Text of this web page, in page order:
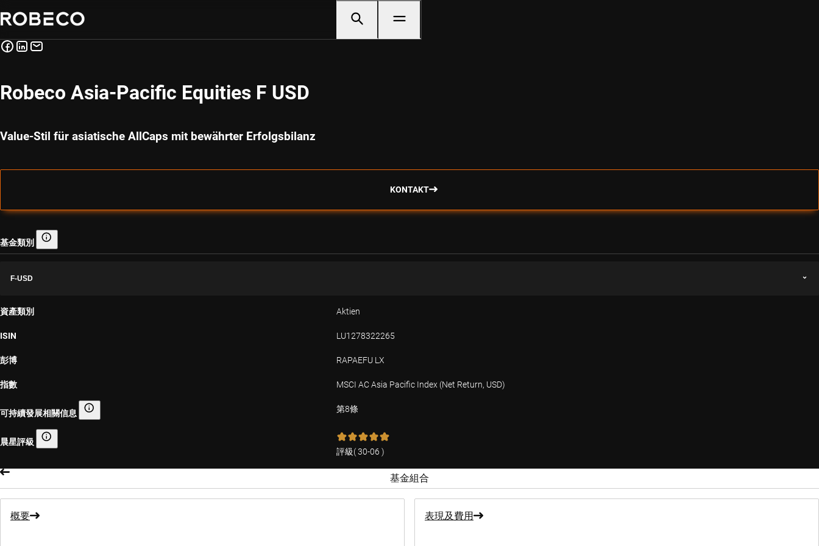
Robeco Asia-Pacific Equities F USD
Value-Stil für asiatische AllCaps mit bewährter Erfolgsbilanz
KONTAKT
基金類別 基金類別
F-USD
資產類別 Aktien
ISIN LU1278322265
彭博 RAPAEFU LX
指數 MSCI AC Asia Pacific Index (Net Return, USD)
可持續發展相關信息 可持續發展相關信息
第8條
晨星評級 晨星評級
評級(30-06 )
基金組合
概要 表現及費用